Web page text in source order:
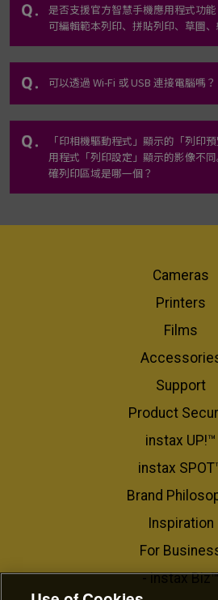
是否支援官方智慧手機應用程式功能
可編輯範本列印、拼貼列印、草圖
可以透過 Wi-Fi 或 USB 連接電腦嗎？
「印相機驅動程式」顯示的「列印
用程式「列印設定」顯示的影像不
確列印區域是哪一個？
Cameras
Printers
Films
Support
Product
instax UP!™
instax
Brand
Inspiration
For
- instax